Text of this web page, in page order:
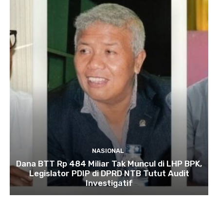
NASIONAL
Dana BTT Rp 484 Miliar Tak Muncul di LHP BPK,
Legislator PDIP di DPRD NTB Tutut Audit
Investigatif